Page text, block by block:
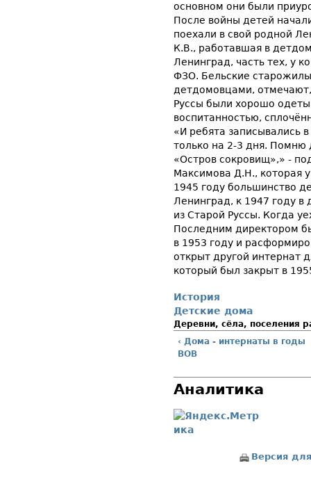
основном они были
После войны детей
поехали в свой родной
К.В., работавшая в
Ленинград, часть тех, у
ФЗО. Бельские
детдомовцами,
Руссы были хорошо
воспитанностью,
«И ребята записывались
только на 2-3 дня.
«Остров сокровищ»,» -
Максимова Д.Н., которая
1945 году большинство
Ленинград, к 1947 году в
из Старой Руссы. Когда
Последним директором
в 1953 году и
открыт другой интернат
который был закрыт в
История
Детские дома
Деревни, сёла, поселения
‹ Дома - интернаты в годы
ВОВ
Аналитика
Версия